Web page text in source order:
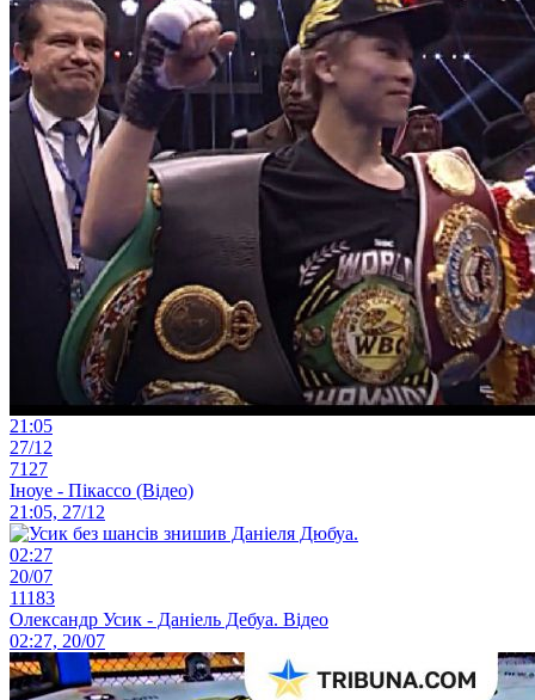
21:05
27/12
7127
Іноуе - Пікассо (Відео)
21:05, 27/12
02:27
20/07
11183
Олександр Усик - Даніель Дебуа. Відео
02:27, 20/07